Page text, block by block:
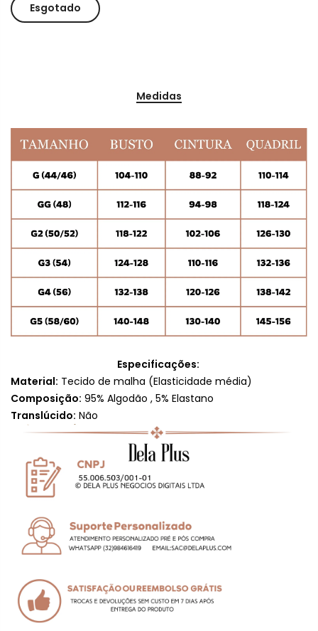
Esgotado
Medidas
Especificações:
Material: Tecido de malha (Elasticidade média)
Composição: 95% Algodão , 5% Elastano
Translúcido: Não